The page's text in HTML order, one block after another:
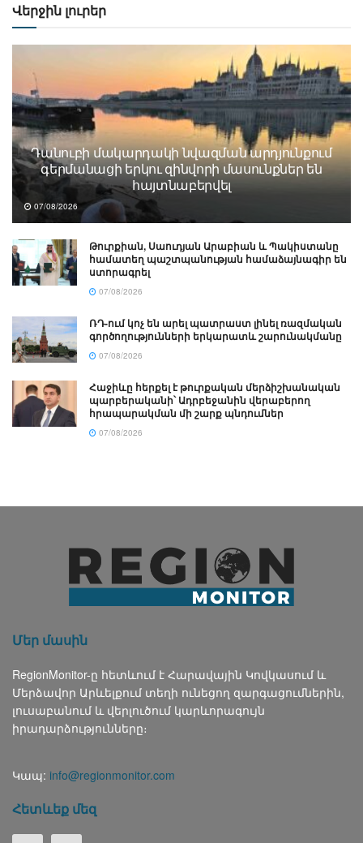
Վերջին լուրեր
Դանուբի մակարդակի նվազման արդյունքում
գերմանացի երկու զինվորի մասունքներ են
հայտնաբերվել
07/08/2026
Թուրքիան, Սաուդյան Արաբիան և Պակիստանը
համատեղ պաշտպանության համաձայնագիր են
ստորագրել
07/08/2026
ՌԴ-ում կոչ են արել պատրաստ լինել ռազմական
գործողությունների երկարատև շարունակմանը
07/08/2026
Հաջիևը հերքել է թուրքական մերձիշխանական
պարբերականի՝ Ադրբեջանին վերաբերող
հրապարակման մի շարք պնդումներ
07/08/2026
Մեր մասին
RegionMonitor-ը հետևում է Հարավային Կովկասում և
Մերձավոր Արևելքում տեղի ունեցող զարգացումներին,
լուսաբանում և վերլուծում կարևորագույն
իրադարձությունները։
Կապ: info@regionmonitor.com
Հետևեք մեզ